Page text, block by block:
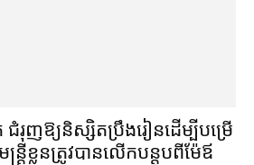
ញ​ឱ្យ​និស្សិត​ប្រឹងរៀន​ដើម្បី​បម្រើ​
ត្រី​​ខ្លួន​ត្រូវ​បាន​លើក​បន្តុប​ពី​ម៉ែឪ